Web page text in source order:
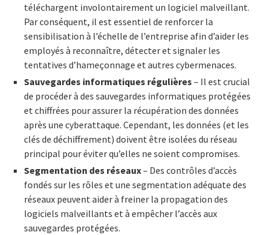
téléchargent involontairement un logiciel malveillant.
Par conséquent, il est essentiel de renforcer la
sensibilisation à l’échelle de l’entreprise afin d’aider les
employés à reconnaître, détecter et signaler les
tentatives d’hameçonnage et autres cybermenaces.
Sauvegardes informatiques régulières – Il est crucial
de procéder à des sauvegardes informatiques protégées
et chiffrées pour assurer la récupération des données
après une cyberattaque. Cependant, les données (et les
clés de déchiffrement) doivent être isolées du réseau
principal pour éviter qu’elles ne soient compromises.
Segmentation des réseaux– Des contrôles d’accès
fondés sur les rôles et une segmentation adéquate des
réseaux peuvent aider à freiner la propagation des
logiciels malveillants et à empêcher l’accès aux
sauvegardes protégées.